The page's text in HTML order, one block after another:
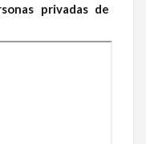
privadas de